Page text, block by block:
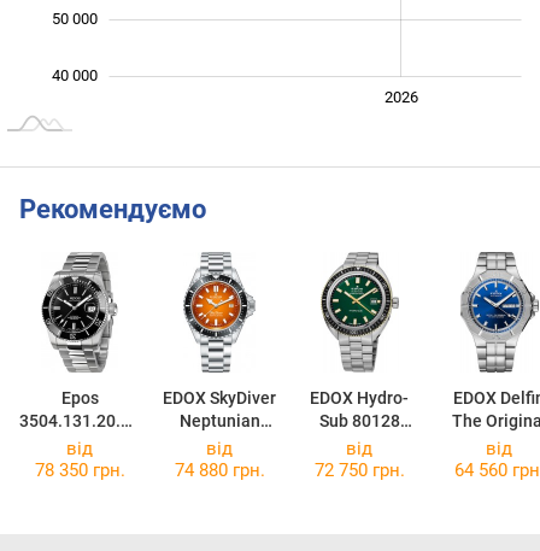
40 000
50 000
2026
Рекомендуємо
Epos
3504.131.20.15
.30
EDOX SkyDiver
Neptunian
80120 3NM
ODN
EDOX Hydro-
Sub 80128
357JNM VID
EDOX
The
88008 3M
від
78 350 грн.
від
74 880 грн.
від
72 750 грн.
від
64 560